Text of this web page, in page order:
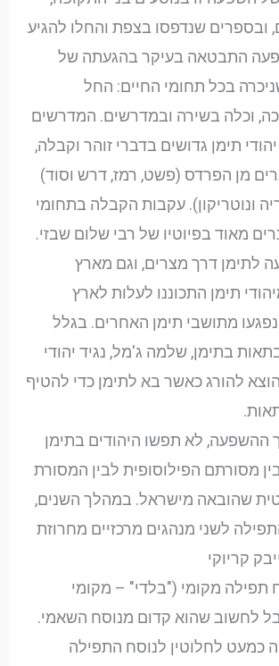
ובספרים שנדפסו בצפת והחלו להגיע
ההשפעה התבטאה בעיקר בהגעתה של
בכל תחומי החיים: החל
וכלה בשירה ובמדרשים. המדרשים
תימן גדושים בדברי זוהר וקבלה,
מן הפרדס (פשט, רמז, דרש וסוד)
ונוטריקון). עקבות הקבלה בתחומי
מאוד בפיוטיו של רבי שלום שבזי.
לתימן דרך מצרים, וגם מארץ
תימן התכוננו לעלות לארץ
מתושבי תימן האחרים. בגלל
בתימן, שלמה ג'מל, נגיד יהודי
להורג כאשר בא לתימן כדי להטיף
ההשפעה, לא תפשו היהודים בתימן
מסורתם הפילוסופית לבין המסורת
שהובאה מישראל. במהלך השנים,
לשני מנהגים מרכזיים מחרוזת
קריוקי
תפילה מקומי ("בלדי" – מקומי
לחשוב שהוא קדום מנוסח השאמי.
כמעט לחלוטין לנוסח התפילה